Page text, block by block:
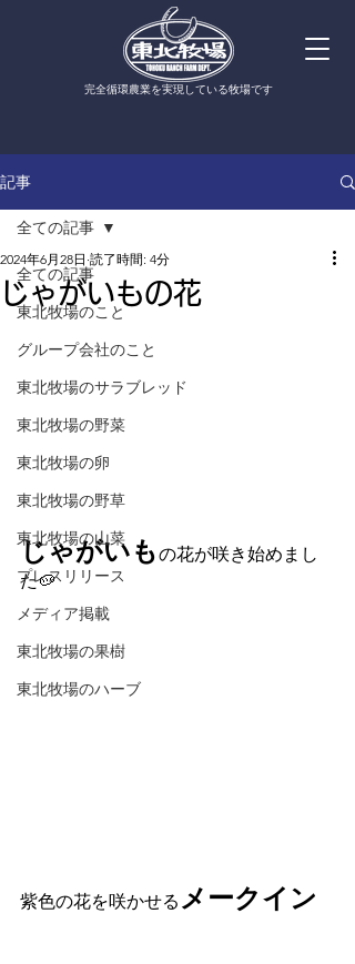
​完全循環農業を実現している牧場です
記事
全ての記事
東北牧場のこと
グループ会社のこと
東北牧場のサラブレッド
東北牧場の野菜
東北牧場の卵
東北牧場の野草
東北牧場の山菜
プレスリリース
メディア掲載
東北牧場の果樹
東北牧場のハーブ
全ての記事
じゃがいもの花
2024年6月28日 読了時間: 4分
じゃがいもの花が咲き始めまし
た🥔
紫色の花を咲かせる メークイン